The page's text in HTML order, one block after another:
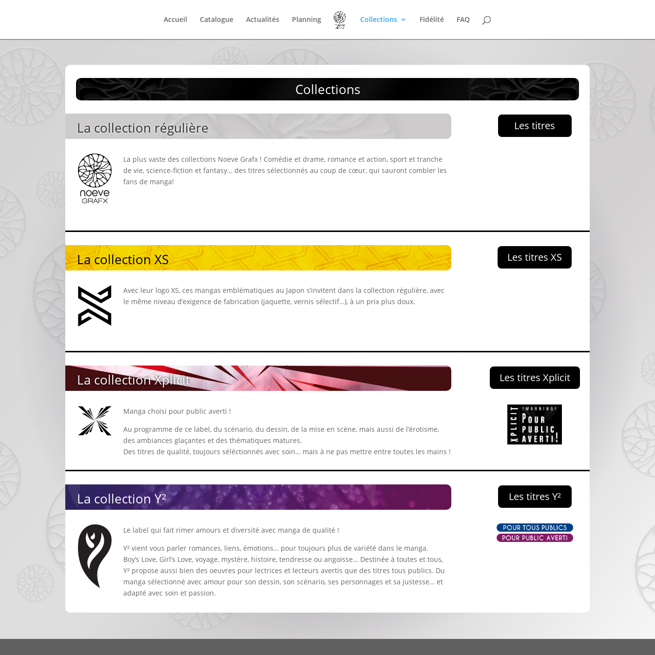
Accueil Catalogue Actualités Planning Collections Fidélité FAQ
Collections
La collection régulière
La plus vaste des collections Noeve Grafx ! Comédie et drame, romance et action, sport et tranche
de vie, science-fiction et fantasy… des titres sélectionnés au coup de cœur, qui sauront combler les
fans de manga!
Les titres
La collection XS
Avec leur logo XS, ces mangas emblématiques au Japon s’invitent dans la collection régulière, avec
le même niveau d’exigence de fabrication (jaquette, vernis sélectif…), à un prix plus doux.
Les titres XS
La collection Xplicit
Manga choisi pour public averti !
Au programme de ce label, du scénario, du dessin, de la mise en scène, mais aussi de l’érotisme,
des ambiances glaçantes et des thématiques matures.
Des titres de qualité, toujours séléctionnés avec soin… mais à ne pas mettre entre toutes les mains !
Les titres Xplicit
La collection Y²
Le label qui fait rimer amours et diversité avec manga de qualité !
Y² vient vous parler romances, liens, émotions… pour toujours plus de variété dans le manga.
Boy’s Love, Girl’s Love, voyage, mystère, histoire, tendresse ou angoisse… Destinée à toutes et tous,
Y² propose aussi bien des oeuvres pour lectrices et lecteurs avertis que des titres tous publics. Du
manga sélectionné avec amour pour son dessin, son scénario, ses personnages et sa justesse… et
adapté avec soin et passion.
Les titres Y²